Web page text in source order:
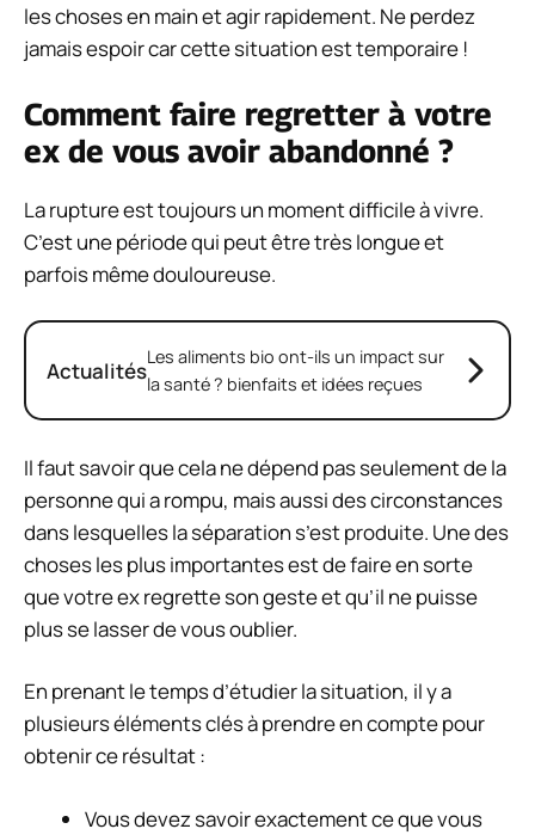
les choses en main et agir rapidement. Ne perdez
jamais espoir car cette situation est temporaire !
Comment faire regretter à votre
ex de vous avoir abandonné ?
La rupture est toujours un moment difficile à vivre.
C’est une période qui peut être très longue et
parfois même douloureuse.
ActualitésLes aliments bio ont-ils un impact sur
la santé ? bienfaits et idées reçues
Il faut savoir que cela ne dépend pas seulement de la
personne qui a rompu, mais aussi des circonstances
dans lesquelles la séparation s’est produite. Une des
choses les plus importantes est de faire en sorte
que votre ex regrette son geste et qu’il ne puisse
plus se lasser de vous oublier.
En prenant le temps d’étudier la situation, il y a
plusieurs éléments clés à prendre en compte pour
obtenir ce résultat :
Vous devez savoir exactement ce que vous